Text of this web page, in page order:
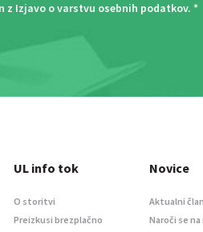
z Izjavo o varstvu osebnih podatkov. *
UL info tok
O storitvi
Preizkusi brezplačno
Novice
Aktualni
Naroči se na